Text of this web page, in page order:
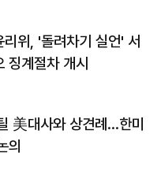
리위, '돌려차기 실언' 서
징계절차 개시
美대사와 상견례…한미
의